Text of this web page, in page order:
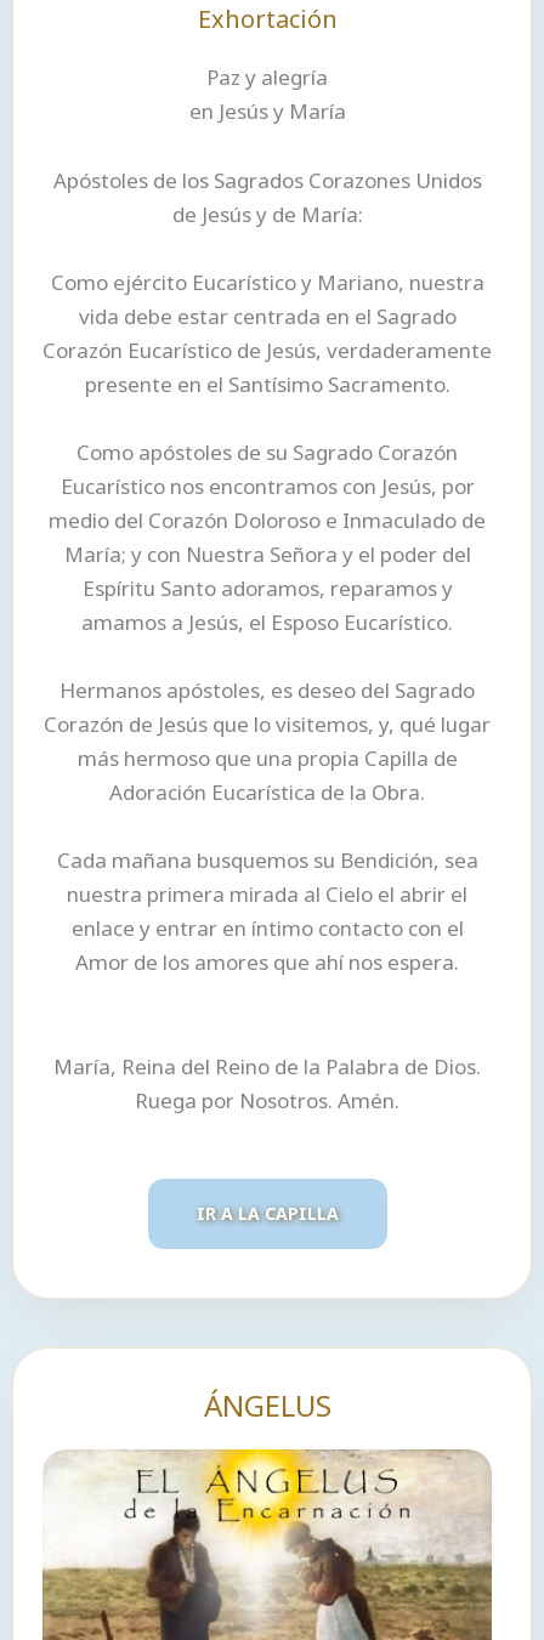
Exhortación
Paz y alegría
en Jesús y María
Apóstoles de los Sagrados Corazones Unidos
de Jesús y de María:
Como ejército Eucarístico y Mariano, nuestra
vida debe estar centrada en el Sagrado
Corazón Eucarístico de Jesús, verdaderamente
presente en el Santísimo Sacramento.
Como apóstoles de su Sagrado Corazón
Eucarístico nos encontramos con Jesús, por
medio del Corazón Doloroso e Inmaculado de
María; y con Nuestra Señora y el poder del
Espíritu Santo adoramos, reparamos y
amamos a Jesús, el Esposo Eucarístico.
Hermanos apóstoles, es deseo del Sagrado
Corazón de Jesús que lo visitemos, y, qué lugar
más hermoso que una propia Capilla de
Adoración Eucarística de la Obra.
Cada mañana busquemos su Bendición, sea
nuestra primera mirada al Cielo el abrir el
enlace y entrar en íntimo contacto con el
Amor de los amores que ahí nos espera.
María, Reina del Reino de la Palabra de Dios.
Ruega por Nosotros. Amén.
IR A LA CAPILLA
ÁNGELUS